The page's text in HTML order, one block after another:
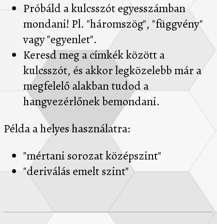
Próbáld a kulcsszót egyesszámban
mondani! Pl. "háromszög", "függvény"
vagy "egyenlet".
Keresd meg a címkék között a
kulcsszót, és akkor legközelebb már a
megfelelő alakban tudod a
hangvezérlőnek bemondani.
Példa a helyes használatra:
"mértani sorozat középszint"
"deriválás emelt szint"